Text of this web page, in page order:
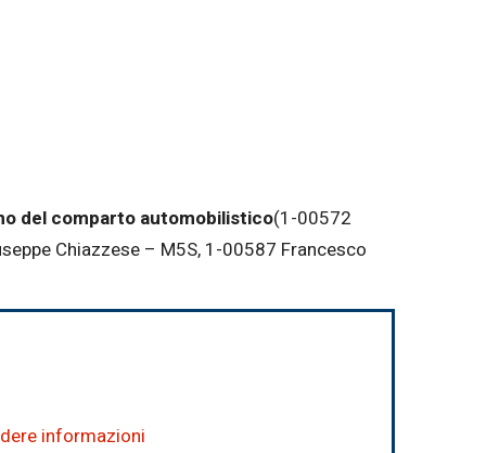
del comparto automobilistico(1-00572
Chiazzese – M5S, 1-00587 Francesco
informazioni